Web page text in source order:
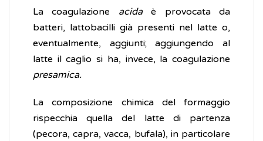
La coagulazione acidaè provocata da
batteri, lattobacilli già presenti nel latte o,
eventualmente, aggiunti; aggiungendo al
latte il caglio si ha, invece, la coagulazione
presamica.
La composizione chimica del formaggio
rispecchia quella del latte di partenza
(pecora, capra, vacca, bufala), in particolare